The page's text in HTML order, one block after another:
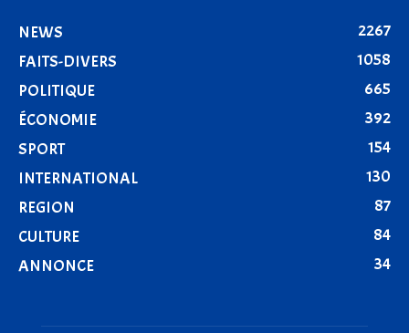
NEWS
2267
FAITS-DIVERS
1058
POLITIQUE
665
ÉCONOMIE
392
SPORT
154
INTERNATIONAL
130
REGION
87
CULTURE
84
ANNONCE
34